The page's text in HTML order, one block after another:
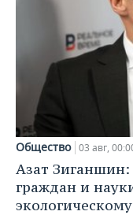
Общество 03 авг,
Азат Зиганшин:
граждан и